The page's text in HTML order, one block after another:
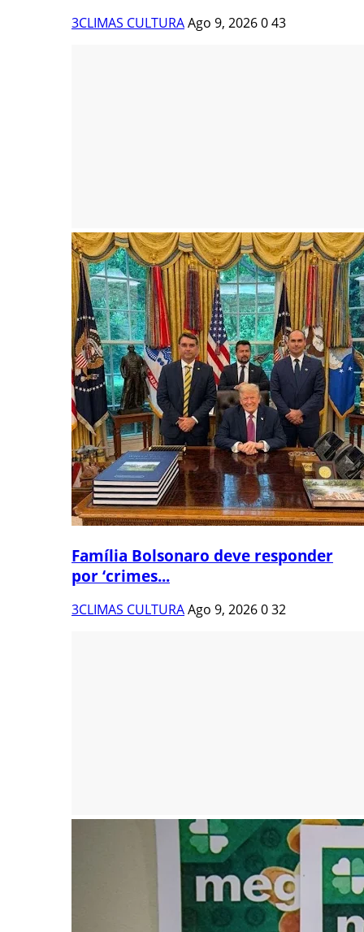
3CLIMAS CULTURAAgo 9, 2026043
Família Bolsonaro deve responder
por ‘crimes...
3CLIMAS CULTURAAgo 9, 2026032